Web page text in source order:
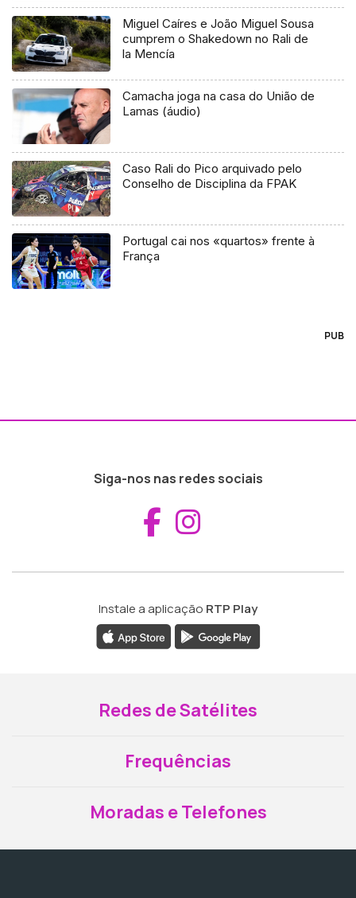
Miguel Caíres e João Miguel Sousa
cumprem o Shakedown no Rali de
la Mencía
Camacha joga na casa do União de
Lamas (áudio)
Caso Rali do Pico arquivado pelo
Conselho de Disciplina da FPAK
Portugal cai nos «quartos» frente à
França
PUB
Siga-nos nas redes sociais
Aceder ao
Instale a aplicação RTP Play
Redes de Satélites
Frequências
Moradas e Telefones